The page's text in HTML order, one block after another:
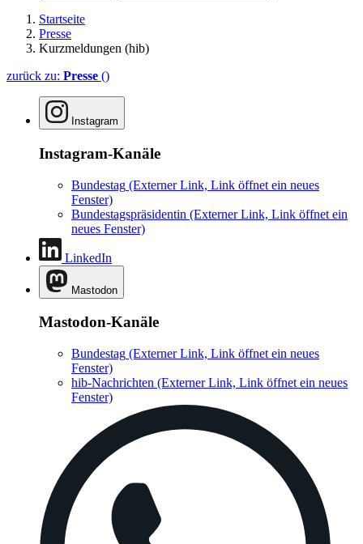
Startseite
Presse
Kurzmeldungen (hib)
zurück zu: Presse ()
Instagram
Instagram-Kanäle
Bundestag (Externer Link, Link öffnet ein neues
Fenster)
Bundestagspräsidentin (Externer Link, Link öffnet ein
neues Fenster)
LinkedIn
Mastodon
Mastodon-Kanäle
Bundestag (Externer Link, Link öffnet ein neues
Fenster)
hib-Nachrichten (Externer Link, Link öffnet ein neues
Fenster)